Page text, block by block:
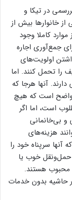
در تیکا و
خانوارها بیش از
کاملا وجود
جمع‌‌‌‌آوری اجاره
اولویت‌های
را تحمل کنند. اما
آنها هرجا که
واضح است که هیچ
است، اما اگر
بی‌خانمانی
هزینه‌‌‌‌های
سرپناه خود را
حمل‌ونقل خوب یا
محبوب هستند.
حاشیه بدون خدمات